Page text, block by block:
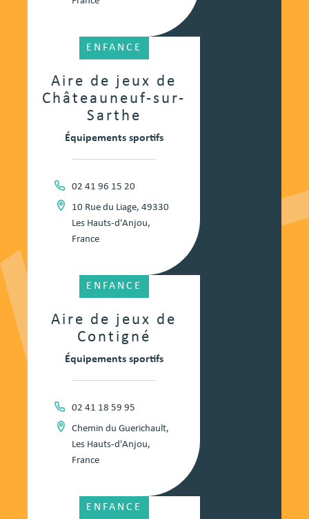
Aire de jeux de
Châteauneuf-sur-
Sarthe
ENFANCE
Équipements sportifs
02 41 96 15 20
10 Rue du Liage, 49330
Les Hauts-d'Anjou,
France
Aire de jeux de
Contigné
ENFANCE
Équipements sportifs
02 41 18 59 95
Chemin du Guerichault,
Les Hauts-d'Anjou,
France
ENFANCE